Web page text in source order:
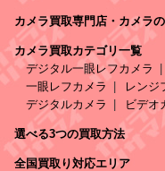
カメラ買取専門店・カメラ
カメラ買取カテゴリ一覧
デジタル一眼レフカメラ
一眼レフカメラ
レンジ
デジタルカメラ
ビデオ
選べる3つの買取方法
全国買取り対応エリア